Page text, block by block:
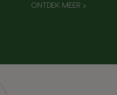
ONTDEK MEER >